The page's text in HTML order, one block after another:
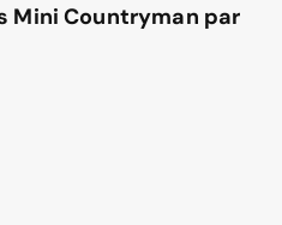
Mini Countryman par